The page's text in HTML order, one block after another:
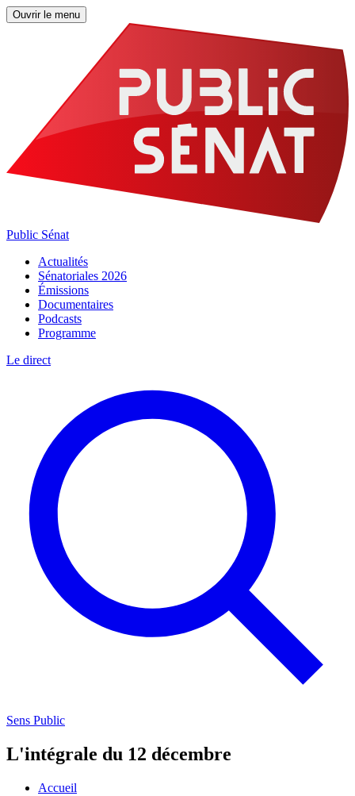
Ouvrir le menu
Public Sénat
Actualités
Sénatoriales 2026
Émissions
Documentaires
Podcasts
Programme
Le direct
Sens Public
L'intégrale du 12 décembre
Accueil